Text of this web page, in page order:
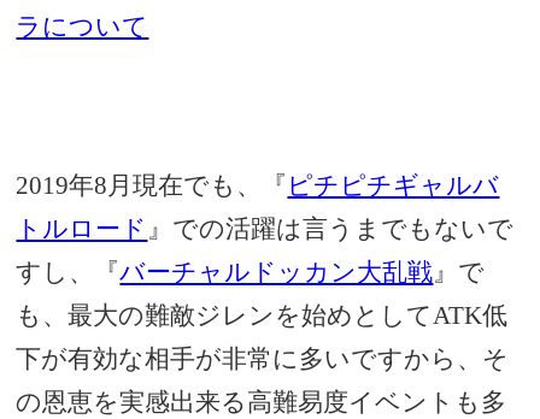
ラについて
2019年8月現在でも、『 ピチピチギャルバ
トルロード 』での活躍は言うまでもないで
すし、『バーチャルドッカン大乱戦』で
も、最大の難敵ジレンを始めとしてATK低
下が有効な相手が非常に多いですから、そ
の恩恵を実感出来る高難易度イベントも多